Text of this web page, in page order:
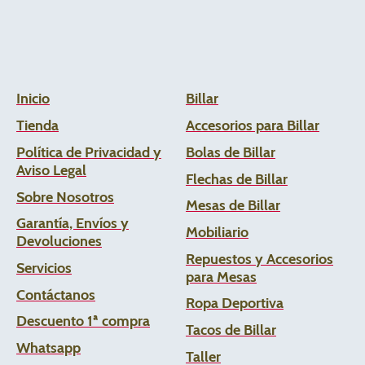
Inicio
Tienda
Política de Privacidad y
Aviso Legal
Sobre Nosotros
Garantía, Envíos y
Devoluciones
Servicios
Contáctanos
Descuento 1ª compra
Whatsapp
Billar
Accesorios para Billar
Bolas de Billar
Flechas de Billar
Mesas de Billar
Mobiliario
Repuestos y Accesorios
para Mesas
Ropa Deportiva
Tacos de Billar
Taller